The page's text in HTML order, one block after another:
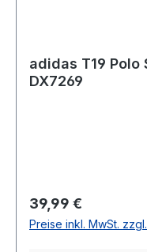
adidas T19 Polo
DX7269
Regulärer Preis:
39,99 €
Preise inkl. MwSt.